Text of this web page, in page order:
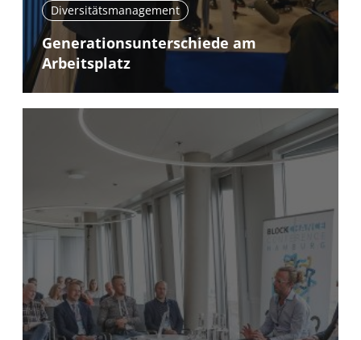
Diversitätsmanagement
Generationsunterschiede am
Arbeitsplatz